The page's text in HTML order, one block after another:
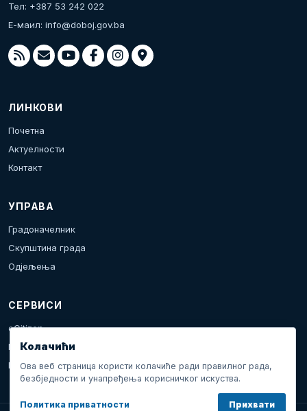
Тел: +387 53 242 022
Е-маил: info@doboj.gov.ba
ЛИНКОВИ
Почетна
Актуелности
Контакт
УПРАВА
Градоначелник
Скупштина града
Одјељења
СЕРВИСИ
eCitizen
Пријава проблема
Календар дешавања
Колачићи
Ова веб страница користи колачиће ради правилног рада,
безбједности и унапређења корисничког искуства.
Политика приватности Прихвати